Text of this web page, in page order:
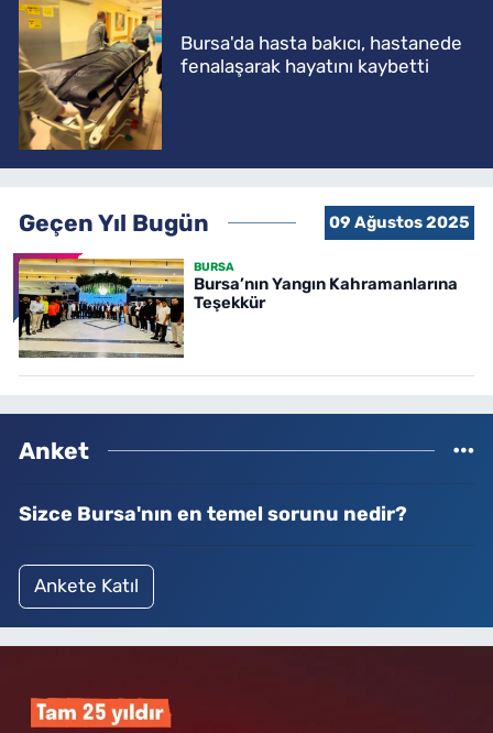
Bursa'da hasta bakıcı, hastanede
fenalaşarak hayatını kaybetti
Geçen Yıl Bugün 09 Ağustos 2025
BURSA
Bursa’nın Yangın Kahramanlarına
Teşekkür
Anket
Sizce Bursa'nın en temel sorunu nedir?
Ankete Katıl